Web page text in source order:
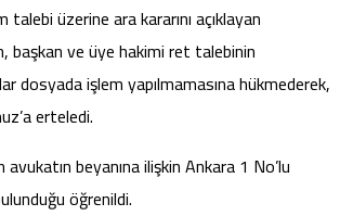
üzerine ara kararını açıklayan
başkan ve üye hakimi ret talebinin
dosyada işlem yapılmamasına hükmederek,
erteledi.
beyanına ilişkin Ankara 1 No’lu
öğrenildi.